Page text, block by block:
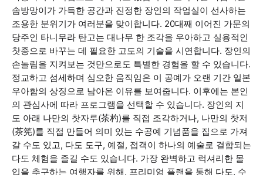
솜방망이가 가득한 공간과 진정한 장인의 작업실이 선사하는
조용한 분위기가 여러분을 맞이합니다. 20대째 이어진 가문의
당주인 타니무라 탄고는 대나무 한 조각을 우아하고 실용적인
찻종으로 바꾸는 데 필요한 고도의 기술을 시연합니다. 장인의
손놀림을 지켜보는 것만으로도 특별한 경험을 할 수 있습니다.
정교하고 섬세하며 심오한 움직임은 이 공예가 오랜 기간 일본
우아함의 상징으로 남아온 이유를 보여줍니다. 이후에는 본인
의 관심사에 따라 프로그램을 선택할 수 있습니다. 장인의 지
도 아래 나만의 찻자루(茶杓)를 직접 조각하거나, 나만의 찻저
(茶筅)를 직접 만들어 의미 있는 수공예 기념품을 집으로 가져
갈 수도 있고, 다도 도구, 예절, 접객이 하나의 예술로 결합되는
다도 체험을 즐길 수도 있습니다. 가장 완벽하고 럭셔리한 몰
입을 추구하는 여행자를 위해, 프리미엄 플랜을 통해 다도, 수